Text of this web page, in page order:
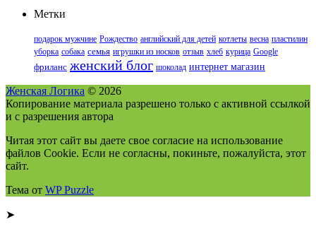
Метки
подарок мужчине Рождество английский для детей котлеты весна пластилин
уборка собака семья игрушки из носков отзыв хлеб курица Google
фриланс женский блог шоколад интернет магазин
Женская Логика © 2026
Копирование материала разрешено только с активной ссылкой
и с разрешения автора
Читая этот сайт вы даете свое согласие на использование
файлов Cookie. Если не согласны, покиньте, пожалуйста, этот
сайт.
Тема от WP Puzzle
➤